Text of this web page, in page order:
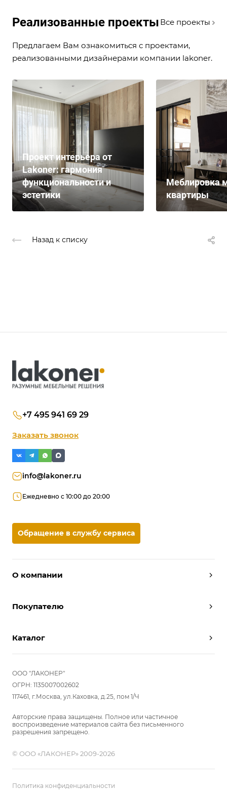
Реализованные проекты Все проекты
Предлагаем Вам ознакомиться с проектами,
реализованными дизайнерами компании lakoner.
Проект интерьера от
Lakoner: гармония
функциональности и
эстетики
Меблировка
квартиры
Назад к списку
О компании
Условия работы
Отзывы
Вопрос-ответ
Покупателю
Вызвать дизайнера
Реализованные проекты
Комплектуем шкаф-купе
Каталог
Шкафы
Прихожие
Гостиные
Гардеробные
Детские
Кухни
Мебель в ванную
Распродажа
Двери и перегородки
ООО "ЛАКОНЕР"
ОГРН: 1135007002602
117461, г.Москва, ул.Каховка, д.25, пом 1/Ч
Авторские права защищены. Полное или частичное
воспроизведение материалов сайта без письменного
разрешения запрещено.
© ООО «ЛАКОНЕР» 2009-2026
+7 495 941 69 29
Заказать звонок
info@lakoner.ru
Ежедневно с 10:00 до 20:00
Обращение в службу сервиса
Политика конфиденциальности